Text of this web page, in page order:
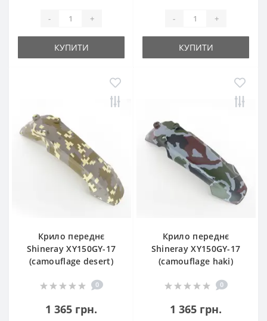
- +
КУПИТИ
- +
КУПИТИ
Крило переднє
Shineray XY150GY-17
(camouflage desert)
0
1 365 грн.
Крило переднє
Shineray XY150GY-17
(camouflage haki)
0
1 365 грн.